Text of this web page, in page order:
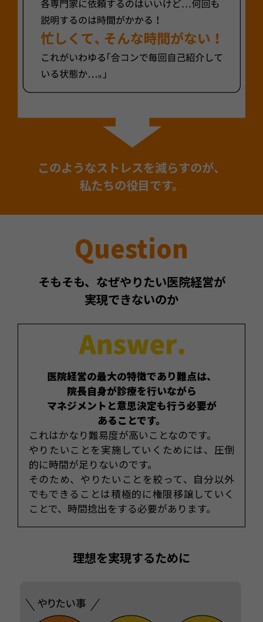
このようなストレスを減らすのが、
私たちの役目です。
Question
そもそも、なぜやりたい医院経営が
実現できないのか
医院経営の最大の特徴であり難点は、
院長自身が診療を行いながら
マネジメントと意思決定も行う必要が
あることです。
これはかなり難易度が高いことなのです。
やりたいことを実施していくためには、圧倒
的に時間が足りないのです。
そのため、やりたいことを絞って、自分以外
でもできることは積極的に権限移譲していく
ことで、時間捻出をする必要があります。
理想を実現するために